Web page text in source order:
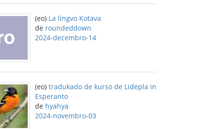
(eo) La lingvo Kotava
de roundeddown
2024-decembro-14
(eo) tradukado de kurso de Lidepla in
Esperanto
de hyahya
2024-novembro-03